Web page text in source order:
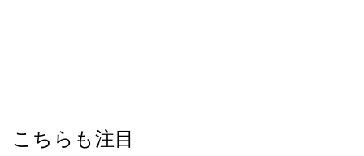
こちらも注目